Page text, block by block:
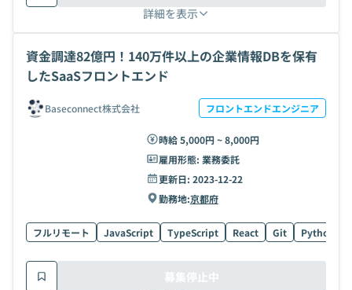
詳細を表示
資金調達82億円！140万件以上の企業情報DBを保有
したSaaSフロントエンド
Baseconnect株式会社 フロントエンドエンジニア
時給 5,000円 ~ 8,000円
雇用形態: 業務委託
更新日: 2023-12-22
勤務地:京都府
フルリモート JavaScript TypeScript React Git Python
募集停止中